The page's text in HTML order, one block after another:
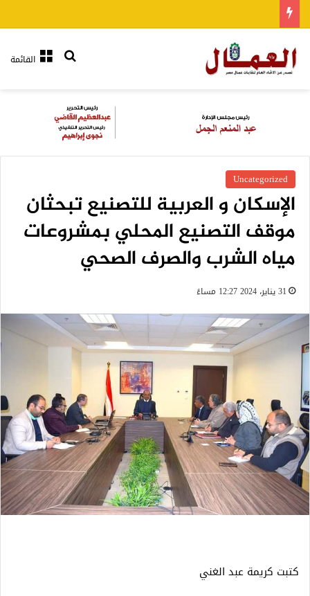
القائمةبحث عن
Uncategorized
الإسكان و العربية للتصنيع تبحثان
موقف التصنيع المحلي بمشروعات
مياه الشرب والصرف الصحي
31 يناير، 2024 12:27 مساءً
كتبت كريمة عبد الغني